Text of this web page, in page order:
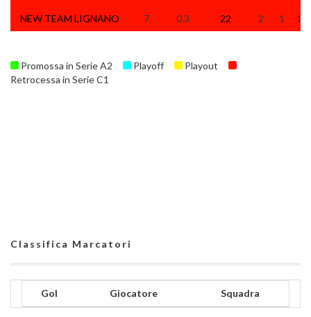
NEW TEAM LIGNANO 7 0.3 22 2 1 19
Promossa in Serie A2 Playoff
Playout
Retrocessa in Serie C1
Classifica Marcatori
Gol Giocatore Squadra